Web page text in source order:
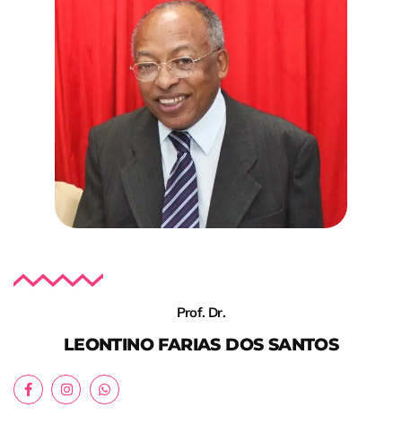
Prof. Dr.
LEONTINO FARIAS DOS SANTOS